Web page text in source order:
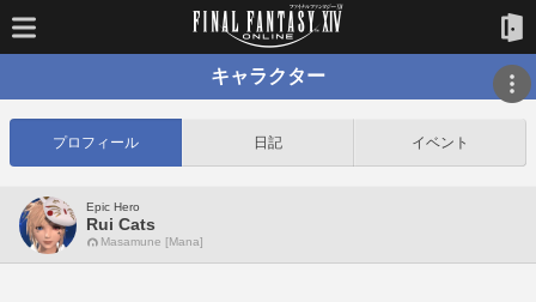
キャラクター
プロフィール 日記 イベント
Epic Hero
Rui Cats
Masamune [Mana]